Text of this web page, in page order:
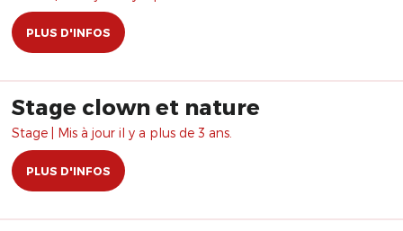
PLUS D'INFOS
Stage clown et nature
Stage | Mis à jour il y a plus de 3 ans.
PLUS D'INFOS